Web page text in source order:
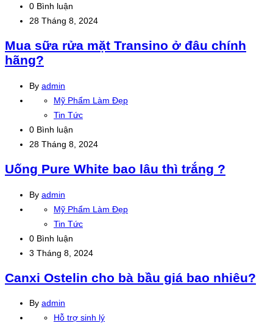
0 Bình luận
28 Tháng 8, 2024
Đọc
tiếp
Mua sữa rửa mặt Transino ở đâu chính
hãng?
By admin
Mỹ Phẩm Làm Đẹp
Tin Tức
0 Bình luận
28 Tháng 8, 2024
Đọc
Uống Pure White bao lâu thì trắng ?
By admin
Mỹ Phẩm Làm Đẹp
Tin Tức
0 Bình luận
3 Tháng 8, 2024
Đọc
Canxi Ostelin cho bà bầu giá bao nhiêu?
By admin
Hỗ trợ sinh lý